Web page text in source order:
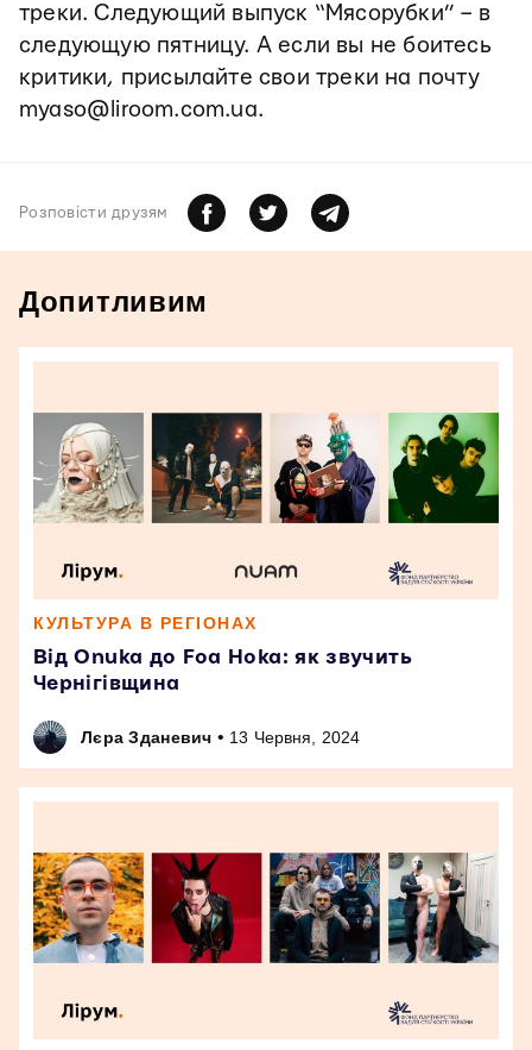
треки. Следующий выпуск “Мясорубки” – в
следующую пятницу. А если вы не боитесь
критики, присылайте свои треки на почту
myaso@liroom.com.ua.
Розповiсти друзям
Допитливим
КУЛЬТУРА В РЕГІОНАХ
Від Onuka до Foa Hoka: як звучить
Чернігівщина
Лєра Зданевич • 13 Червня, 2024